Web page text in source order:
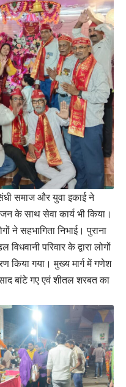
समाज और युवा इकाई ने
के साथ सेवा कार्य भी किया।
ने सहभागिता निभाई। पुराना
परिवार के द्वारा लोगों
किया गया। मुख्य मार्ग में गणेश
बांटे गए एवं शीतल शरबत का